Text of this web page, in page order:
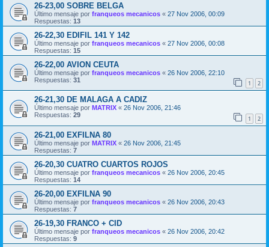
26-23,00 SOBRE BELGA
Último mensaje por franqueos mecanicos « 27 Nov 2006, 00:09
Respuestas: 13
26-22,30 EDIFIL 141 Y 142
Último mensaje por franqueos mecanicos « 27 Nov 2006, 00:08
Respuestas: 15
26-22,00 AVION CEUTA
Último mensaje por franqueos mecanicos « 26 Nov 2006, 22:10
Respuestas: 31 1 2
26-21,30 DE MALAGA A CADIZ
Último mensaje por MATRIX « 26 Nov 2006, 21:46
Respuestas: 29 1 2
26-21,00 EXFILNA 80
Último mensaje por MATRIX « 26 Nov 2006, 21:45
Respuestas: 7
26-20,30 CUATRO CUARTOS ROJOS
Último mensaje por franqueos mecanicos « 26 Nov 2006, 20:45
Respuestas: 14
26-20,00 EXFILNA 90
Último mensaje por franqueos mecanicos « 26 Nov 2006, 20:43
Respuestas: 7
26-19,30 FRANCO + CID
Último mensaje por franqueos mecanicos « 26 Nov 2006, 20:42
Respuestas: 9